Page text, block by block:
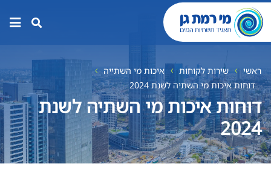
ראשי שירות לקוחות
איכות מי השתייה
דוחות איכות מי השתיה לשנת 2024
דוחות איכות מי השתיה לשנת
2024